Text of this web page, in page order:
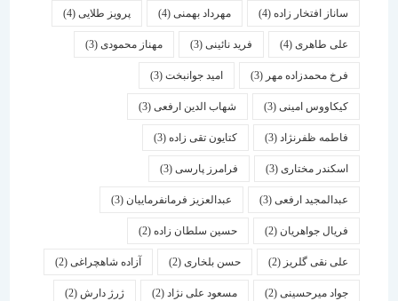
ساناز افتخار زاده(4) مهرداد بهمنی (4) پرویز طلایی(4)
علی طاهری(4) فرید نائینی(3) مهناز محمودی(3)
فرخ محمدزاده مهر(3) امید جوانبخت(3)
کیکاووس امینی(3) شهاب الدین ارفعی(3)
فاطمه ظفرنژاد(3) کتایون تقی زاده(3)
اسكندر مختاری (3) فرامرز پارسی(3)
عبدالمجید ارفعی(3) عبدالعزیز فرمانفرماییان(3)
فریال جواهریان(2) حسین سلطان زاده(2)
علی نقی گلریز(2) حسن بلخاری(2) آزاده شاهچراغی(2)
جواد میرحسینی(2) مسعود علی نژاد(2) ژرژ دارش (2)